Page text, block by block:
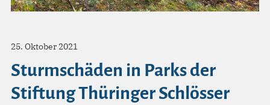
25. Oktober 2021
Sturmschäden in Parks der
Stiftung Thüringer Schlösser